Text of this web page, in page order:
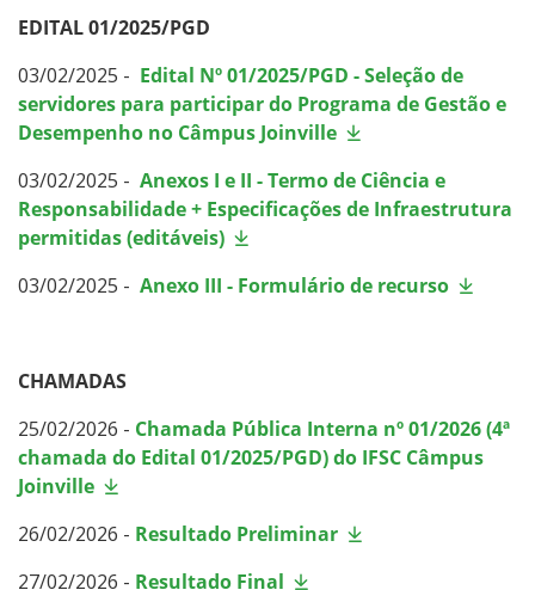
EDITAL 01/2025/PGD
03/02/2025 - Edital Nº 01/2025/PGD - Seleção de
servidores para participar do Programa de Gestão e
Desempenho no Câmpus Joinville
03/02/2025 - Anexos I e II - Termo de Ciência e
Responsabilidade + Especificações de Infraestrutura
permitidas (editáveis)
03/02/2025 - Anexo III - Formulário de recurso
CHAMADAS
25/02/2026 - Chamada Pública Interna nº 01/2026 (4ª
chamada do Edital 01/2025/PGD) do IFSC Câmpus
Joinville
26/02/2026 - Resultado Preliminar
27/02/2026 - Resultado Final